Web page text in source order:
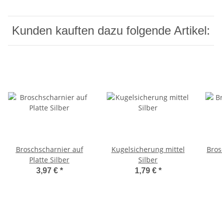
Kunden kauften dazu folgende Artikel:
Broschscharnier auf
Platte Silber
3,97 € *
Kugelsicherung mittel
Silber
1,79 € *